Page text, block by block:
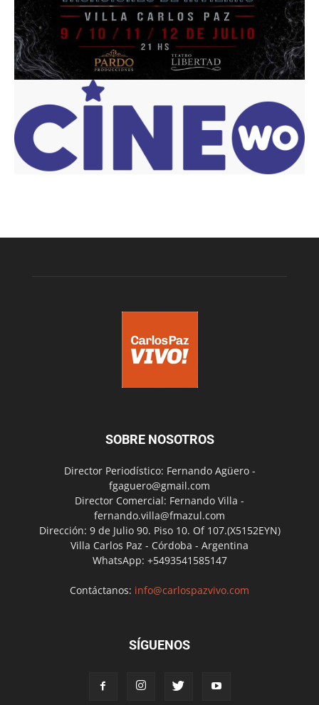
SOBRE NOSOTROS
Director Periodístico: Fernando Agüero -
fgaguero@gmail.com
Director Comercial: Fernando Villa -
fernando.villa@fmazul.com
Dirección: 9 de Julio 90. Piso 10. Of 107.(X5152EYN)
Villa Carlos Paz - Córdoba - Argentina
WhatsApp: +5493541585147
Contáctanos: info@carlospazvivo.com
SÍGUENOS